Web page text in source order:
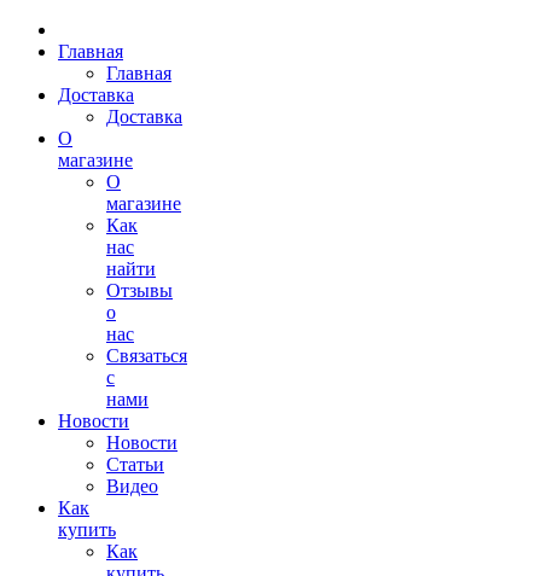
Главная
Главная
Доставка
Доставка
О
магазине
О
магазине
Как
нас
найти
Отзывы
о
нас
Связаться
с
нами
Новости
Новости
Статьи
Видео
Как
купить
Как